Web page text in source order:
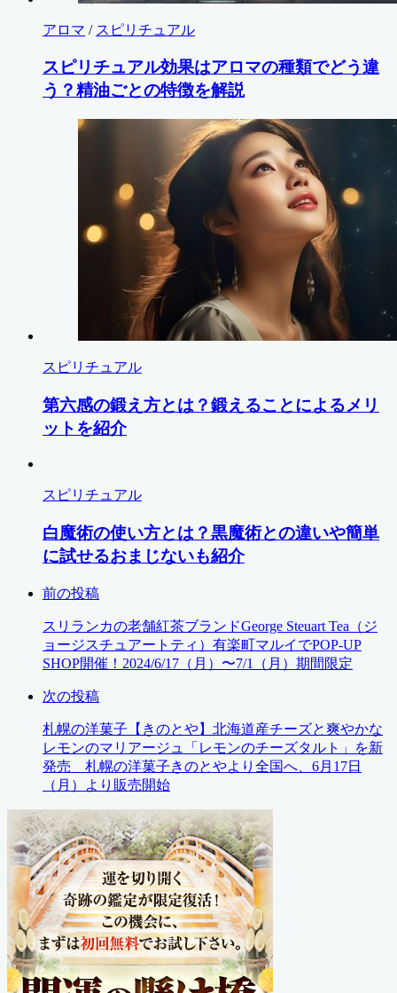
アロマ / スピリチュアル
スピリチュアル効果はアロマの種類でどう違
う？精油ごとの特徴を解説
スピリチュアル
第六感の鍛え方とは？鍛えることによるメリ
ットを紹介
スピリチュアル
白魔術の使い方とは？黒魔術との違いや簡単
に試せるおまじないも紹介
前の投稿
スリランカの老舗紅茶ブランドGeorge Steuart Tea（ジ
ョージスチュアートティ）有楽町マルイでPOP-UP
SHOP開催！2024/6/17（月）〜7/1（月）期間限定
次の投稿
札幌の洋菓子【きのとや】北海道産チーズと爽やかな
レモンのマリアージュ「レモンのチーズタルト」を新
発売 札幌の洋菓子きのとやより全国へ、6月17日
（月）より販売開始